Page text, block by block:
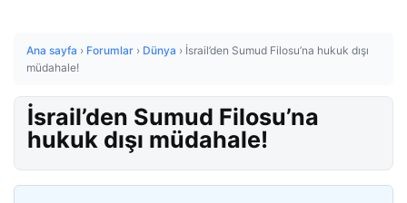
Ana sayfa › Forumlar › Dünya › İsrail’den Sumud Filosu’na hukuk dışı
müdahale!
İsrail’den Sumud Filosu’na
hukuk dışı müdahale!